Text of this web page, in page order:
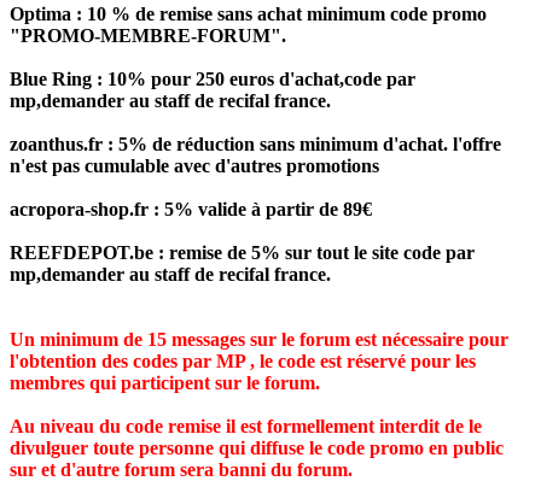
Optima : 10 % de remise sans achat minimum code promo
"PROMO-MEMBRE-FORUM".
Blue Ring : 10% pour 250 euros d'achat,code par
mp,demander au staff de recifal france.
zoanthus.fr : 5% de réduction sans minimum d'achat. l'offre
n'est pas cumulable avec d'autres promotions
acropora-shop.fr : 5% valide à partir de 89€
REEFDEPOT.be : remise de 5% sur tout le site code par
mp,demander au staff de recifal france.
Un minimum de 15 messages sur le forum est nécessaire pour
l'obtention des codes par MP , le code est réservé pour les
membres qui participent sur le forum.
Au niveau du code remise il est formellement interdit de le
divulguer toute personne qui diffuse le code promo en public
sur et d'autre forum sera banni du forum.